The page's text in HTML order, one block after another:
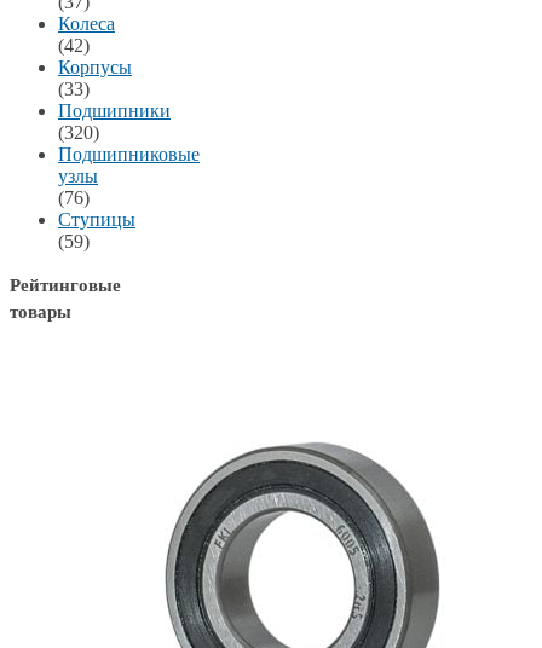
Колеса
(42)
Корпусы
(33)
Подшипники
(320)
Подшипниковые
узлы
(76)
Ступицы
(59)
Рейтинговые
товары